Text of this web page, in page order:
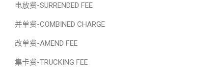
电放费-SURRENDED FEE
并单费-COMBINED CHARGE
改单费-AMEND FEE
集卡费-TRUCKING FEE